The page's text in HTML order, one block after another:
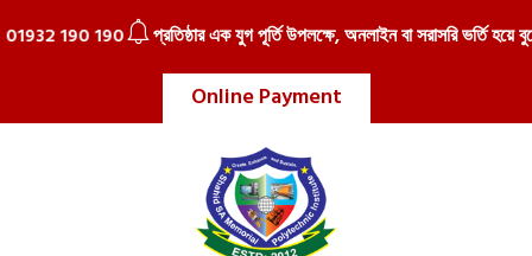
Online Payment
190 190 প্রতিষ্ঠার এক যুগ পূর্তি উপলক্ষে, অনলাইন বা সরাসরি ভর্তি হয়ে